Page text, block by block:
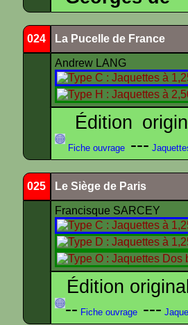
024 La Pucelle de France
Andrew LANG
Édition
Fiche ouvrage ---
025 Le Siège de Paris
Francisque SARCEY
Édition
-- Fiche ouvrage ---